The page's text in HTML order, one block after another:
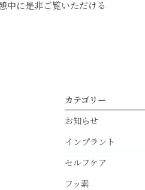
中に是非ご覧いただける
カテゴリー
お知らせ
インプラント
セルフケア
フッ素